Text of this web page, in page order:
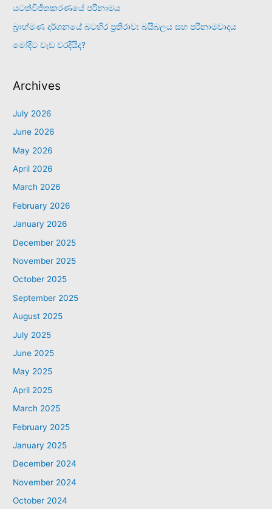
යටත්විජිතකරණයේ පරිනාමය
බ්‍රාහ්මණ දර්ශනයේ බටහිර ප්‍රතිරාව: බයිබලය සහ පරිනාමවාදය
මෝදිට වැඩ වරදියිද?
Archives
July 2026
June 2026
May 2026
April 2026
March 2026
February 2026
January 2026
December 2025
November 2025
October 2025
September 2025
August 2025
July 2025
June 2025
May 2025
April 2025
March 2025
February 2025
January 2025
December 2024
November 2024
October 2024